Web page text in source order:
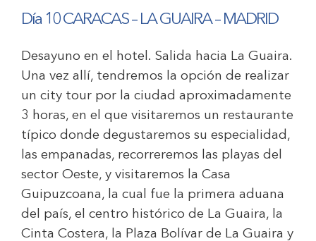
Día 10 CARACAS – LA GUAIRA – MADRID
Desayuno en el hotel. Salida hacia La Guaira.
Una vez allí, tendremos la opción de realizar
un city tour por la ciudad aproximadamente
3 horas, en el que visitaremos un restaurante
típico donde degustaremos su especialidad,
las empanadas, recorreremos las playas del
sector Oeste, y visitaremos la Casa
Guipuzcoana, la cual fue la primera aduana
del país, el centro histórico de La Guaira, la
Cinta Costera, la Plaza Bolívar de La Guaira y